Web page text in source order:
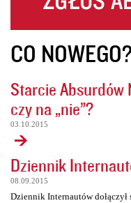
CO
Starcie Absurdów
czy na „nie”?
03.10.2015
Dziennik
08.09.2015
Dziennik Internautów dołączył